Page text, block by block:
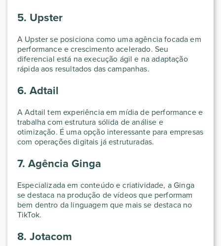
5. Upster
A Upster se posiciona como uma agência focada em
performance e crescimento acelerado. Seu
diferencial está na execução ágil e na adaptação
rápida aos resultados das campanhas.
6. Adtail
A Adtail tem experiência em mídia de performance e
trabalha com estrutura sólida de análise e
otimização. É uma opção interessante para empresas
com operações digitais já estruturadas.
7. Agência Ginga
Especializada em conteúdo e criatividade, a Ginga
se destaca na produção de vídeos que performam
bem dentro da linguagem que mais se destaca no
TikTok.
8. Jotacom